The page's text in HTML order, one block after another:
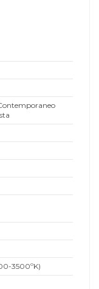
3500ºK)